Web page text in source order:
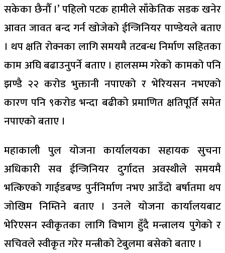
सकेका छैनौँ ।’ पहिलो पटक हामीले साँकेतिक सडक खनेर
आवत जावत बन्द गर्न खोजेको ईन्जिनियर पाण्डेयले बताए
। थप क्षति रोक्नका लागि समयमै तटबन्ध निर्माण सहितका
काम अघि बढाउनुपर्ने बताए । हालसम्म गरेको कामको पनि
झण्डै २२ करोड भुक्तानी नपाएको र भेरियसन नभएको
कारण पनि ९करोड भन्दा बढीको प्रमाणित क्षतिपूर्ति समेत
नपाएको बताए ।
महाकाली पुल योजना कार्यालयका सहायक सुचना
अधिकारी सव ईन्जिनियर दुर्गादत्त अवस्थीले समयमै
भत्किएको गाईडबण्ड पुर्ननिर्माण नभए आउँदो बर्षातमा थप
जोखिम निम्तिने बताए । उनले योजना कार्यालयबाट
भेरिएसन स्वीकृतका लागि विभाग हुँदै मन्त्रालय पुगेको र
सचिवले स्वीकृत गरेर मन्त्रीको टेबुलमा बसेको बताए ।